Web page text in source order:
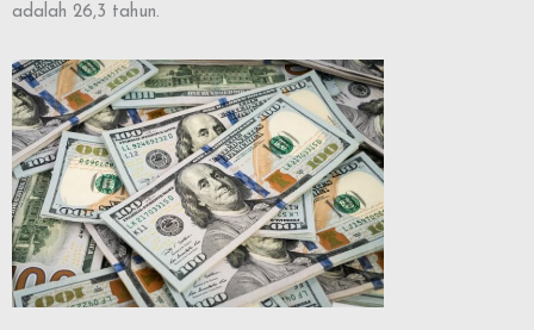
adalah 26,3 tahun.